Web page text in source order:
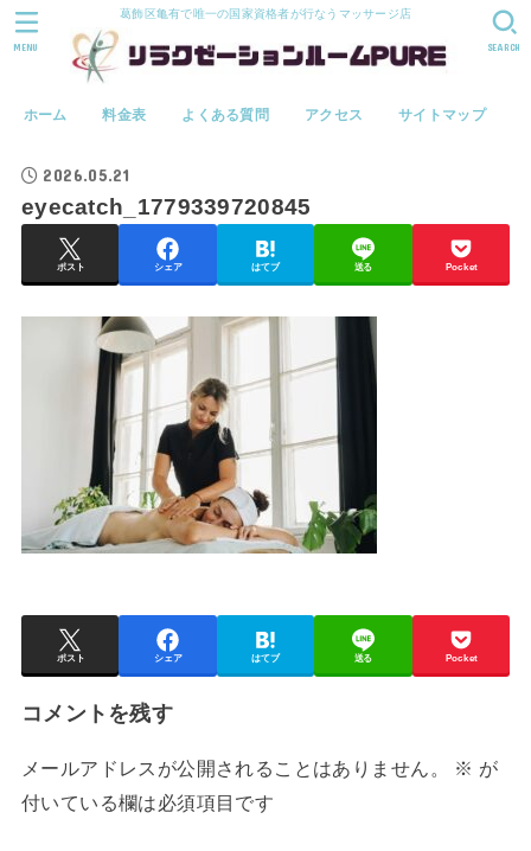
葛飾区亀有で唯一の国家資格者が行なうマッサージ店
ホーム 料金表 よくある質問 アクセス サイトマップ
SEARCH
MENU
2026.05.21
eyecatch_1779339720845
ポスト シェア はてブ 送る Pocket
ポスト シェア はてブ 送る Pocket
コメントを残す
メールアドレスが公開されることはありません。 ※ が
付いている欄は必須項目です